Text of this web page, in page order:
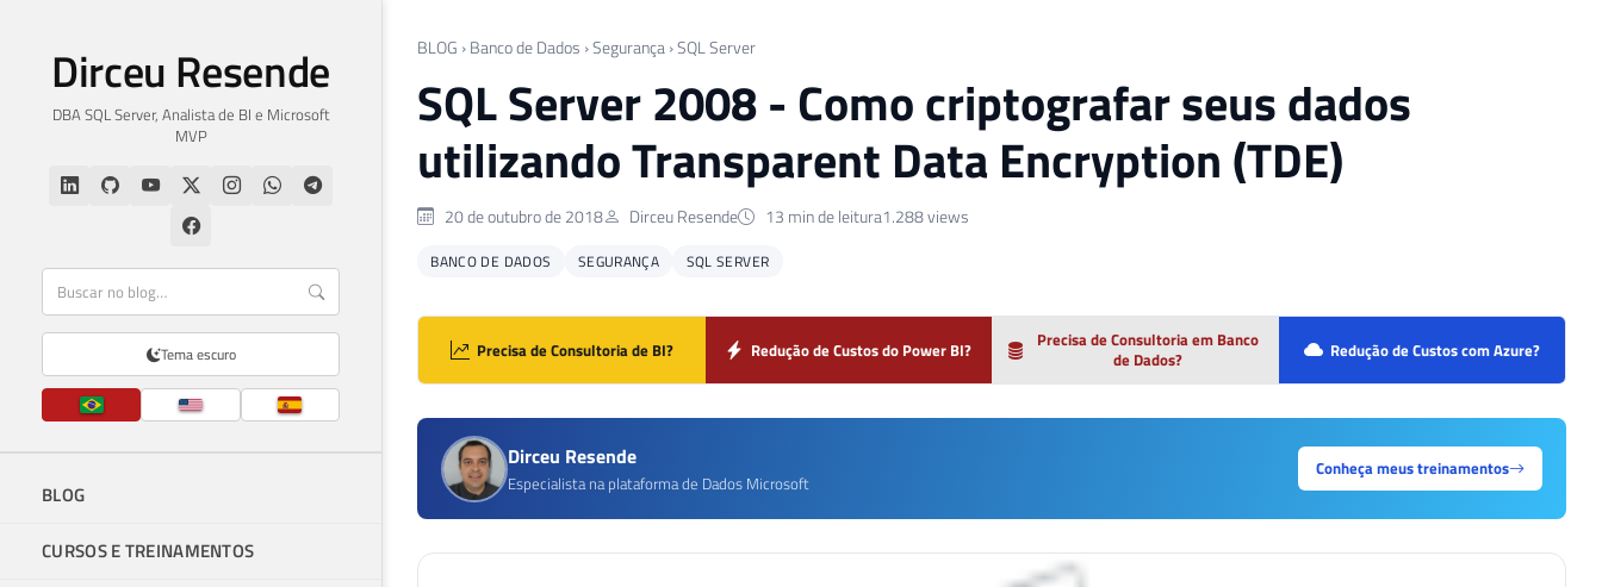
Dirceu Resende
DBA SQL Server, Analista de BI e Microsoft
MVP
Tema escuro
BLOG
CURSOS E TREINAMENTOS
BLOG › Banco de Dados ›Segurança ›SQL Server
SQL Server 2008 - Como criptografar seus dados
utilizando Transparent Data Encryption (TDE)
20 de outubro de 2018 Dirceu Resende 13 min de leitura1.288 views
BANCO DE DADOS SEGURANÇA SQL SERVER
Precisa de Consultoria de BI? Redução de Custos do Power BI?
Precisa de Consultoria em Banco
de Dados?
Redução de Custos com Azure?
Dirceu Resende
Especialista na plataforma de Dados Microsoft
Conheça meus treinamentos